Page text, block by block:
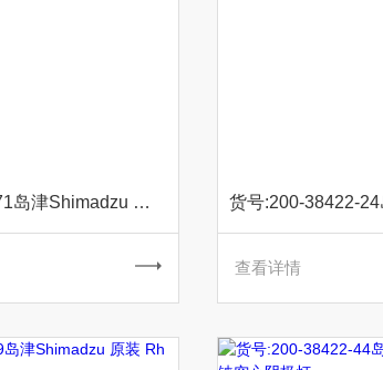
货号:200-38422-71岛津Shimadzu 原装 Sc钪空心阴极灯
查看详情